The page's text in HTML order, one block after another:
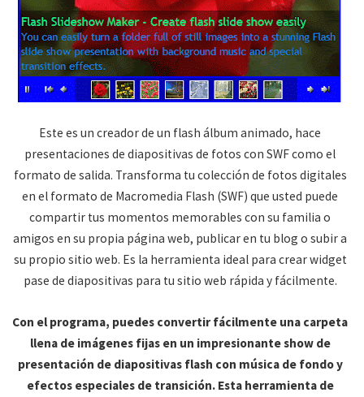
Este es un creador de un flash álbum animado, hace
presentaciones de diapositivas de fotos con SWF como el
formato de salida. Transforma tu colección de fotos digitales
en el formato de Macromedia Flash (SWF) que usted puede
compartir tus momentos memorables con su familia o
amigos en su propia página web, publicar en tu blog o subir a
su propio sitio web. Es la herramienta ideal para crear widget
pase de diapositivas para tu sitio web rápida y fácilmente.
Con el programa, puedes convertir fácilmente una carpeta
llena de imágenes fijas en un impresionante show de
presentación de diapositivas flash con música de fondo y
efectos especiales de transición. Esta herramienta de